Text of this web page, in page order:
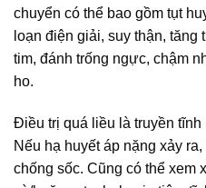
chuyển có thể bao gồm tụt
loạn điện giải, suy thận,
tim, đánh trống ngực, chậm
ho.
Điều trị quá liều là truyền
Nếu hạ huyết áp nặng xảy
chống sốc. Cũng có thể xem